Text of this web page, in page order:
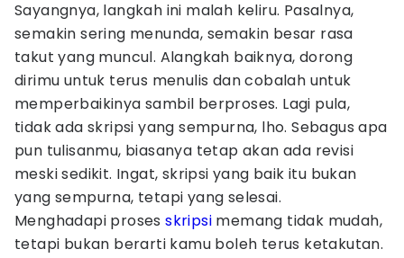
Sayangnya, langkah ini malah keliru. Pasalnya,
semakin sering menunda, semakin besar rasa
takut yang muncul. Alangkah baiknya, dorong
dirimu untuk terus menulis dan cobalah untuk
memperbaikinya sambil berproses. Lagi pula,
tidak ada skripsi yang sempurna, lho. Sebagus apa
pun tulisanmu, biasanya tetap akan ada revisi
meski sedikit. Ingat, skripsi yang baik itu bukan
yang sempurna, tetapi yang selesai.
Menghadapi proses skripsi memang tidak mudah,
tetapi bukan berarti kamu boleh terus ketakutan.